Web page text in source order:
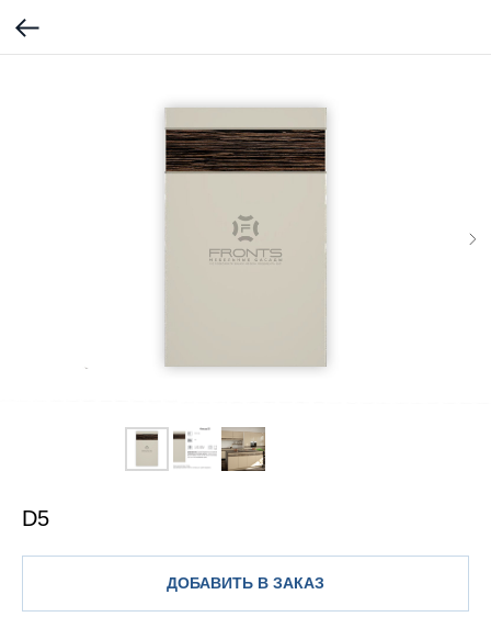
D5
ДОБАВИТЬ В ЗАКАЗ